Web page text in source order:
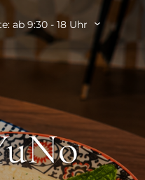
ab 9:30 - 18 Uhr